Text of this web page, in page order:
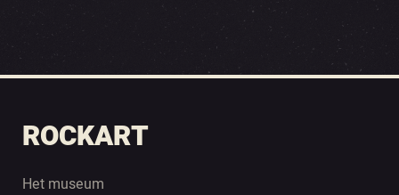
ROCKART
Het museum